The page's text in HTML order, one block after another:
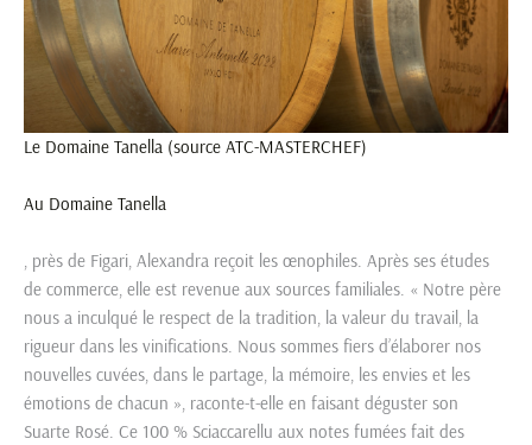
Le Domaine Tanella (source ATC-MASTERCHEF)
Au Domaine Tanella
, près de Figari, Alexandra reçoit les œnophiles. Après ses études
de commerce, elle est revenue aux sources familiales. « Notre père
nous a inculqué le respect de la tradition, la valeur du travail, la
rigueur dans les vinifications. Nous sommes fiers d’élaborer nos
nouvelles cuvées, dans le partage, la mémoire, les envies et les
émotions de chacun », raconte-t-elle en faisant déguster son
Suarte Rosé. Ce 100 % Sciaccarellu aux notes fumées fait des